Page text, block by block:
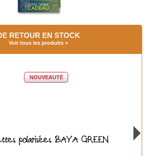
RETOUR EN STOCK
Voir tous les produits
NOUVEAUTÉ
polarisées BAYA GREEN